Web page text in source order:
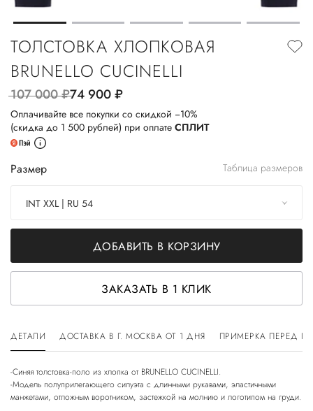
ТОЛСТОВКА ХЛОПКОВАЯ
BRUNELLO CUCINELLI
107 000руб.74 900руб.
Оплачивайте все покупки со скидкой −10%
(скидка до 1 500 рублей) при оплате СПЛИТ
Размер Таблица размеров
INT XXL | RU 54
ДОБАВИТЬ В КОРЗИНУ
ЗАКАЗАТЬ В 1 КЛИК
ДЕТАЛИ ДОСТАВКА В Г. МОСКВА ОТ 1 ДНЯ ПРИМЕРКА ПЕРЕД
-Синяя толстовка-поло из хлопка от BRUNELLO CUCINELLI.
-Модель полуприлегающего силуэта с длинными рукавами, эластичными